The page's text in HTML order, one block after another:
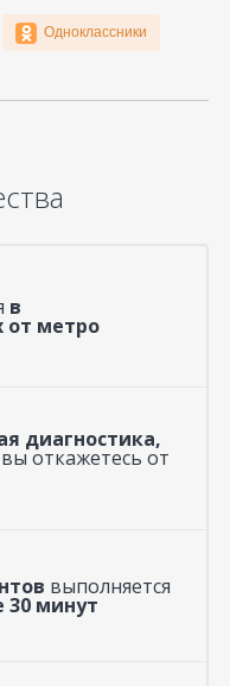
Одноклассники
в
от метро
диагностика,
откажетесь от
выполняется
30 минут